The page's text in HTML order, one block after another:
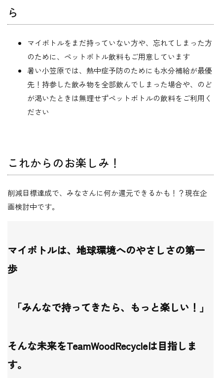
ら
マイボトルをまだ持っていない方や、忘れてしまった方
のために、ペットボトル飲料もご用意しています
暑い小笠原では、熱中症予防のためにも水分補給が最優
先！持参した飲み物を全部飲んでしまった場合や、のど
が渇いたときは無理せずペットボトルの飲料をご利用く
ださい
これからのお楽しみ！
削減目標達成で、みなさんに何か還元できるかも！？現在企
画検討中です。
マイボトルは、地球環境へのやさしさの第一
歩
「みんなで持ってきたら、もっと楽しい！」
そんな未来をTeamWoodRecycleは目指しま
す。